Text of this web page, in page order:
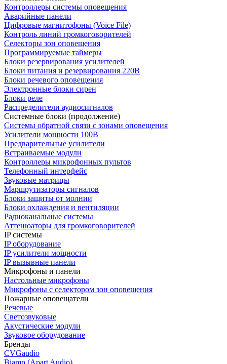
Контроллеры системы оповещения
Аварийные панели
Цифровые магнитофоны (Voice File)
Контроль линий громкоговорителей
Селекторы зон оповещения
Программируемые таймеры
Блоки резервирования усилителей
Блоки питания и резервирования 220В
Блоки речевого оповещения
Электронные блоки сирен
Блоки реле
Распределители аудиосигналов
Системные блоки (продолжение)
Системы обратной связи с зонами оповещения
Усилители мощности 100В
Предварительные усилители
Встраиваемые модули
Контроллеры микрофонных пультов
Телефонный интерфейс
Звуковые матрицы
Маршрутизаторы сигналов
Блоки защиты от молнии
Блоки охлаждения и вентиляции
Радиоканальные системы
Аттенюаторы для громкоговорителей
IP системы
IP оборудование
IP усилители мощности
IP вызывные панели
Микрофоны и панели
Настольные микрофоны
Микрофоны с селектором зон оповещения
Пожарные оповещатели
Речевые
Светозвуковые
Акустические модули
Звуковое оборудование
Бренды
CVGaudio
Biamp (Apart Audio)